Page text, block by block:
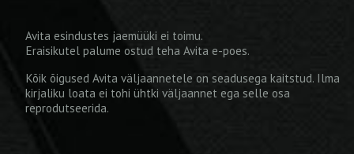
Avita esindustes jaemüüki ei toimu.
Eraisikutel palume ostud teha Avita e-poes.
Kõik õigused Avita väljaannetele on seadusega kaitstud. Ilma
kirjaliku loata ei tohi ühtki väljaannet ega selle osa
reprodutseerida.